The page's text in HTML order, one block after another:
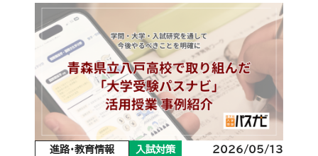
進路・教育情報 入試対策 2026/05/13